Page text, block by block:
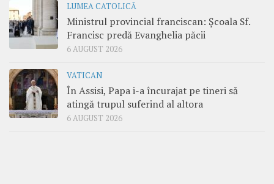
LUMEA CATOLICĂ
Ministrul provincial franciscan: Școala Sf.
Francisc predă Evanghelia păcii
6 AUGUST 2026
VATICAN
În Assisi, Papa i-a încurajat pe tineri să
atingă trupul suferind al altora
6 AUGUST 2026